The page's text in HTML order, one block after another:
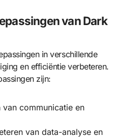
van Dark
in verschillende
en efficiëntie verbeteren.
zijn:
van communicatie en
van data-analyse en